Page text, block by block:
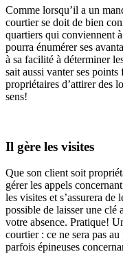
Comme lorsqu’il a un
courtier se doit de bien
quartiers qui conviennent
pourra énumérer ses
à sa facilité à déterminer
sait aussi vanter ses
propriétaires d’attirer des
sens!
Il gère les visites
Que son client soit
gérer les appels
les visites et s’assurera
possible de laisser une clé
votre absence. Pratique!
courtier : ce ne sera pas
parfois épineuses